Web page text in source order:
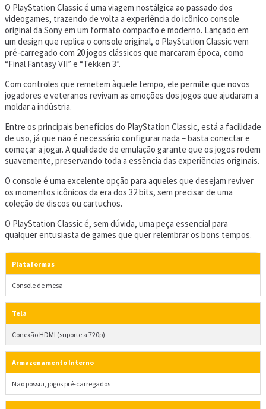
O PlayStation Classic é uma viagem nostálgica ao passado dos
videogames, trazendo de volta a experiência do icônico console
original da Sony em um formato compacto e moderno. Lançado em
um design que replica o console original, o PlayStation Classic vem
pré-carregado com 20 jogos clássicos que marcaram época, como
“Final Fantasy VII” e “Tekken 3”.
Com controles que remetem àquele tempo, ele permite que novos
jogadores e veteranos revivam as emoções dos jogos que ajudaram a
moldar a indústria.
Entre os principais benefícios do PlayStation Classic, está a facilidade
de uso, já que não é necessário configurar nada – basta conectar e
começar a jogar. A qualidade de emulação garante que os jogos rodem
suavemente, preservando toda a essência das experiências originais.
O console é uma excelente opção para aqueles que desejam reviver
os momentos icônicos da era dos 32 bits, sem precisar de uma
coleção de discos ou cartuchos.
O PlayStation Classic é, sem dúvida, uma peça essencial para
qualquer entusiasta de games que quer relembrar os bons tempos.
Plataformas
Console de mesa
Tela
Conexão HDMI (suporte a 720p)
Armazenamento Interno
Não possui, jogos pré-carregados